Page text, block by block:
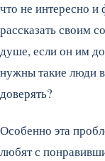
что не интересно
рассказать своим
душе, если он им
нужны такие люди
доверять?
Особенно эта
любят с